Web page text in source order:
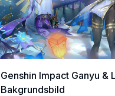
Genshin Impact Ganyu &
Bakgrundsbild